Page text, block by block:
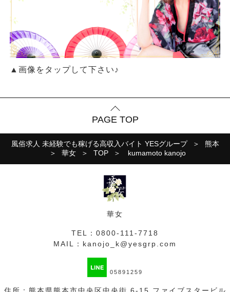
▲画像をタップして下さい♪
PAGE TOP
風俗求人 未経験でも稼げる高収入バイト YESグループ
熊本
華女
TOP kumamoto kanojo
華女
TEL： 0800-111-7718
MAIL： kanojo_k@yesgrp.com
05891259